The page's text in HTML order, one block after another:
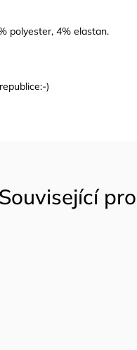
polyester, 4% elastan.
)
Související